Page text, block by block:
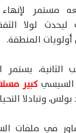
مستمر
لولا
أولويات المنطقة.
الثانية،
السيسيكبير
وتبادلا
في ملفات